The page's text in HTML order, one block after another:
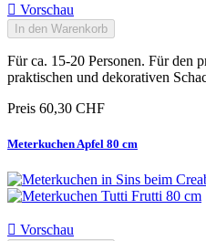
 Vorschau
In den Warenkorb
Für ca. 15-20 Personen. Für den
praktischen und dekorativen
Preis 60,30 CHF
Meterkuchen Apfel 80 cm
 Vorschau